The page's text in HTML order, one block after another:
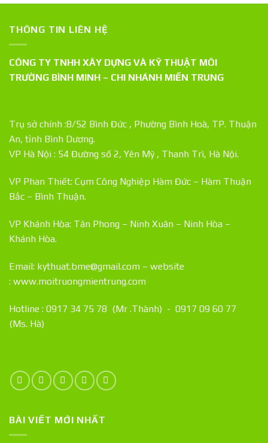
THÔNG TIN LIÊN HỆ
CÔNG TY TNHH XÂY DỰNG VÀ KỸ THUẬT MÔI
TRƯỜNG BÌNH MINH – CHI NHÁNH MIỀN TRUNG
Trụ sở chính :8/52 Bình Đức , Phường Bình Hoà, TP. Thuận
An, tỉnh Bình Dương.
VP Hà Nội : 54 Đường số 2, Yên Mỹ , Thanh Trì, Hà Nội.
VP Phan Thiết: Cụm Công Nghiệp Hàm Đức – Hàm Thuận
Bắc – Bình Thuận.
VP Khánh Hòa: Tân Phong – Ninh Xuân – Ninh Hòa –
Khánh Hòa.
Email: kythuat.bme@gmail.com – website
: www.moitruongmientrung.com
Hotline : 0917 34 75 78 (Mr .Thành) - 0917 09 60 77
(Ms. Hà)
BÀI VIẾT MỚI NHẤT